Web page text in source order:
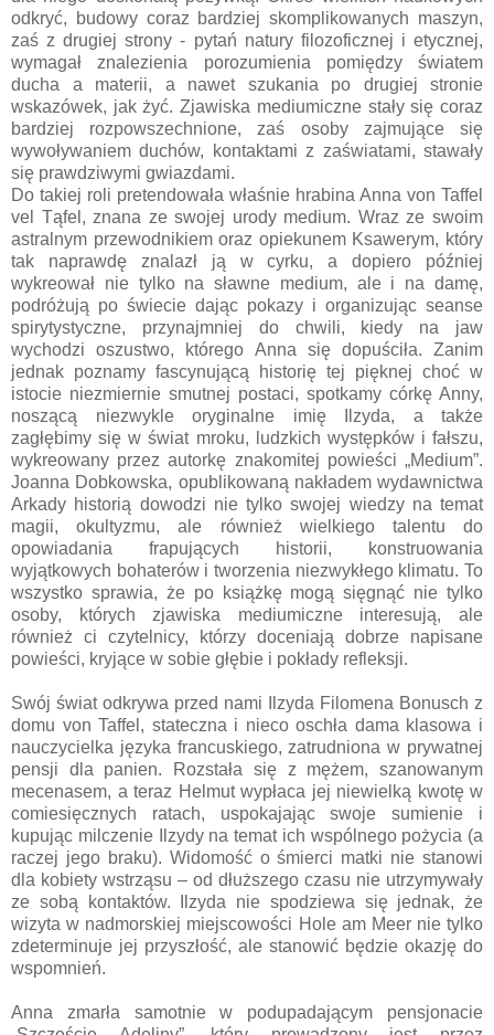
odkryć, budowy coraz bardziej skomplikowanych maszyn,
zaś z drugiej strony - pytań natury filozoficznej i etycznej,
wymagał znalezienia porozumienia pomiędzy światem
ducha a materii, a nawet szukania po drugiej stronie
wskazówek, jak żyć. Zjawiska mediumiczne stały się coraz
bardziej rozpowszechnione, zaś osoby zajmujące się
wywoływaniem duchów, kontaktami z zaświatami, stawały
się prawdziwymi gwiazdami.
Do takiej roli pretendowała właśnie hrabina Anna von Taffel
vel Tąfel, znana ze swojej urody medium. Wraz ze swoim
astralnym przewodnikiem oraz opiekunem Ksawerym, który
tak naprawdę znalazł ją w cyrku, a dopiero później
wykreował nie tylko na sławne medium, ale i na damę,
podróżują po świecie dając pokazy i organizując seanse
spirytystyczne, przynajmniej do chwili, kiedy na jaw
wychodzi oszustwo, którego Anna się dopuściła. Zanim
jednak poznamy fascynującą historię tej pięknej choć w
istocie niezmiernie smutnej postaci, spotkamy córkę Anny,
noszącą niezwykle oryginalne imię Ilzyda, a także
zagłębimy się w świat mroku, ludzkich występków i fałszu,
wykreowany przez autorkę znakomitej powieści „Medium”.
Joanna Dobkowska, opublikowaną nakładem wydawnictwa
Arkady historią dowodzi nie tylko swojej wiedzy na temat
magii, okultyzmu, ale również wielkiego talentu do
opowiadania frapujących historii, konstruowania
wyjątkowych bohaterów i tworzenia niezwykłego klimatu. To
wszystko sprawia, że po książkę mogą sięgnąć nie tylko
osoby, których zjawiska mediumiczne interesują, ale
również ci czytelnicy, którzy doceniają dobrze napisane
powieści, kryjące w sobie głębie i pokłady refleksji.
Swój świat odkrywa przed nami Ilzyda Filomena Bonusch z
domu von Taffel, stateczna i nieco oschła dama klasowa i
nauczycielka języka francuskiego, zatrudniona w prywatnej
pensji dla panien. Rozstała się z mężem, szanowanym
mecenasem, a teraz Helmut wypłaca jej niewielką kwotę w
comiesięcznych ratach, uspokajając swoje sumienie i
kupując milczenie Ilzydy na temat ich wspólnego pożycia (a
raczej jego braku). Widomość o śmierci matki nie stanowi
dla kobiety wstrząsu – od dłuższego czasu nie utrzymywały
ze sobą kontaktów. Ilzyda nie spodziewa się jednak, że
wizyta w nadmorskiej miejscowości Hole am Meer nie tylko
zdeterminuje jej przyszłość, ale stanowić będzie okazję do
wspomnień.
Anna zmarła samotnie w podupadającym pensjonacie